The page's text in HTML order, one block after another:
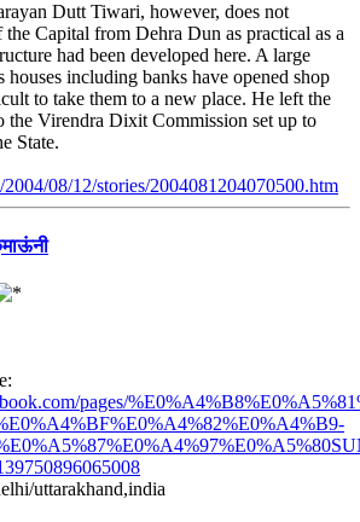
Dutt Tiwari, however, does not
Capital from Dehra Dun as practical as a
had been developed here. A large
houses including banks have opened shop
to take them to a new place. He left the
the Virendra Dixit Commission set up to
State.
08/12/stories/2004081204070500.htm
pages/
uttarakhand,india